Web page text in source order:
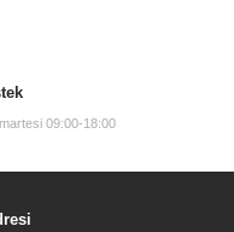
09:00-18:00